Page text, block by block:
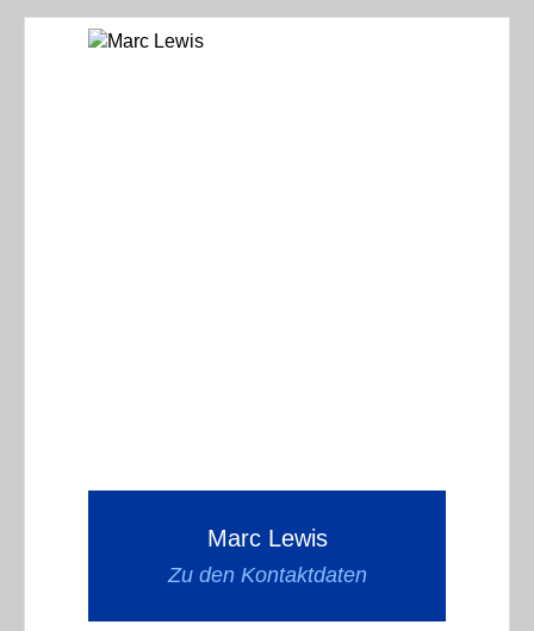
Marc Lewis
Zu den Kontaktdaten